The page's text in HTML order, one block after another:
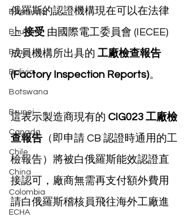
Bermuda
Bhutan
Brazil
Bolivia
Botswana
Brunei
Canada
Chile
China
Colombia
ECHA
俄羅斯的認證機構現在可以在法律
上 接受 由國際電工委員會 (IECEE)
成員機構所出具的 工廠檢查報告
(Factory Inspection Reports)。
這表示製造商現有的 CIG023 工廠檢
查報告 （即申請 CB 認證時通用的工
檢報告）將被白俄羅斯能效認證直
接認可，廠商無需再支付額外費用
請白俄羅斯稽核員飛往海外工廠進